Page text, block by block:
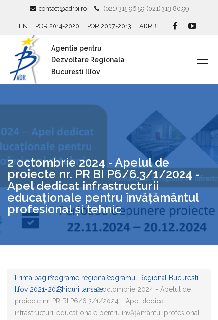
contact@adrbi.ro (021) 315.96.59, (021) 313.80.99
EN POR 2014-2020 POR 2007-2013 ADRBI
Agentia pentru
Dezvoltare Regionala
Bucuresti Ilfov
2 octombrie 2024 - Apelul de
proiecte nr. PR BI P6/6.3/1/2024 -
Apel dedicat infrastructurii
educaționale pentru învățământul
profesional și tehnic
Prima paginaPrograme regionaleProgramul Regional Bucuresti-
Ilfov 2021-2027Ghiduri lansate2 octombrie 2024 - Apelul de
proiecte nr. PR BI P6/6.3/1/2024 - Apel dedicat
infrastructurii educaționale pentru învățământul profesional